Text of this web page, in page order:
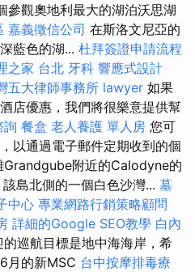
參觀奧地利最大的湖泊沃思湖
嘉義徵信公司 在斯洛文尼亞的
藍色的湖... 杜拜簽證申請流程
之家 台北 牙科 響應式設計
五大律師事務所 lawyer 如果
店優惠，我們將很樂意提供幫
詢 餐盒 老人養護 單人房 您可
以通過電子郵件定期收到的個
Grandgube附近的Calodyne的
島北側的一個白色沙灣... 墓
中心 專業網路行銷策略顧問
詳細的Google SEO教學 白內
的巡航目標是地中海海岸，希
月的新MSC 台中按摩排毒療